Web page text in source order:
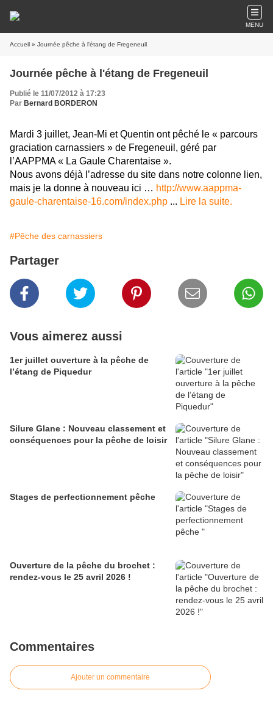
MENU
Accueil » Journée pêche à l'étang de Fregeneuil
Journée pêche à l'étang de Fregeneuil
Publié le 11/07/2012 à 17:23
Par Bernard BORDERON
Mardi 3 juillet, Jean-Mi et Quentin ont pêché le « parcours
graciation carnassiers » de Fregeneuil, géré par
l’AAPPMA « La Gaule Charentaise ».
Nous avons déjà l’adresse du site dans notre colonne lien,
mais je la donne à nouveau ici … http://www.aappma-
gaule-charentaise-16.com/index.php ... Lire la suite.
#Pêche des carnassiers
Partager
Vous aimerez aussi
1er juillet ouverture à la pêche de
l’étang de Piquedur
Silure Glane : Nouveau classement et
conséquences pour la pêche de loisir
Stages de perfectionnement pêche
Ouverture de la pêche du brochet :
rendez-vous le 25 avril 2026 !
Commentaires
Ajouter un commentaire